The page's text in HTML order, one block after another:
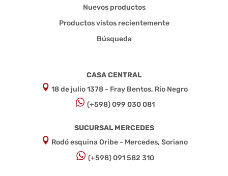
Nuevos productos
Productos vistos recientemente
Búsqueda
CASA CENTRAL
18 de julio 1378 - Fray Bentos, Río Negro
(+598) 099 030 081
SUCURSAL MERCEDES
Rodó esquina Oribe - Mercedes, Soriano
(+598) 091 582 310